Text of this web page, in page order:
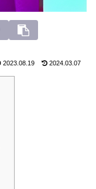
2023.08.19 2024.03.07